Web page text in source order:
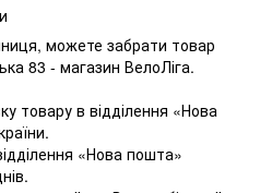
можете забрати товар
83 - магазин ВелоЛіга.
товару в відділення «Нова
«Нова пошта»